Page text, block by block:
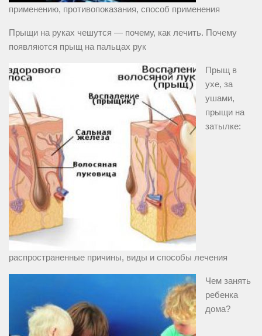
применению, противопоказания, способ применения
Прыщи на руках чешутся — почему, как лечить. Почему
появляются прыщ на пальцах рук
Прыщ в
ухе, за
ушами,
прыщи на
затылке:
распространенные причины, виды и способы лечения
Чем занять
ребенка
дома?